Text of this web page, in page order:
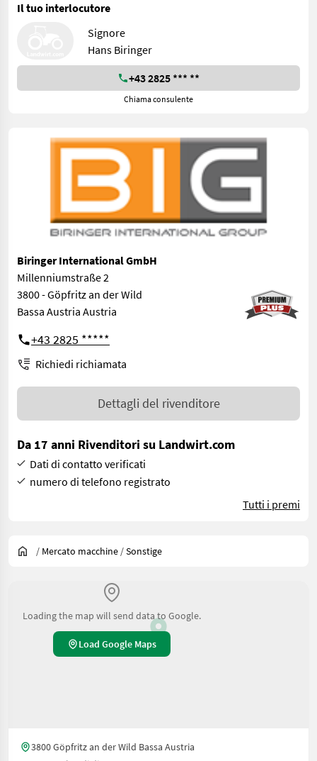
Il tuo interlocutore
Signore
Hans Biringer
+43 2825 *** **
Chiama consulente
Biringer International GmbH
Millenniumstraße 2
3800 - Göpfritz an der Wild
Bassa Austria Austria
+43 2825 *****
Richiedi richiamata
Dettagli del rivenditore
Da 17 anni Rivenditori su Landwirt.com
Dati di contatto verificati
numero di telefono registrato
Tutti i premi
/ Mercato macchine /Sonstige
Loading the map will send data to Google.
Load Google Maps
3800 Göpfritz an der Wild Bassa Austria